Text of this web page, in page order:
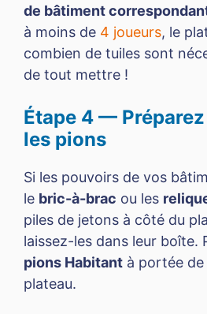
de bâtiment
à moins de 4 joueurs, le
combien de tuiles sont
de tout mettre !
Étape 4 —
les pions
Si les pouvoirs de vos
le bric-à-brac ou les
piles de jetons à côté du
laissez-les dans leur boîte.
pions Habitant à portée
plateau.